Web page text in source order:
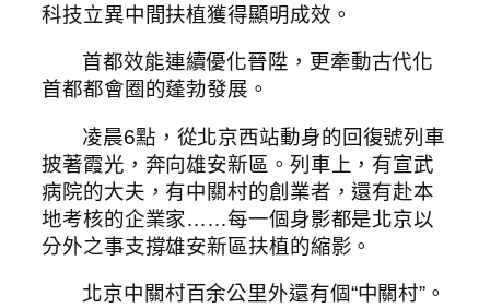
科技立異中間扶植獲得顯明成效。
首都效能連續優化晉陞，更牽動古代化
首都都會圈的蓬勃發展。
凌晨6點，從北京西站動身的回復號列車
披著霞光，奔向雄安新區。列車上，有宣武
病院的大夫，有中關村的創業者，還有赴本
地考核的企業家……每一個身影都是北京以
分外之事支撐雄安新區扶植的縮影。
北京中關村百余公里外還有個“中關村”。